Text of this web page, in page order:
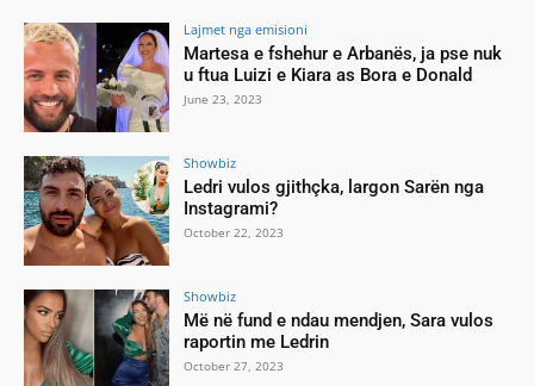
Lajmet nga emisioni
Martesa e fshehur e Arbanës, ja pse nuk
u ftua Luizi e Kiara as Bora e Donald
June 23, 2023
Showbiz
Ledri vulos gjithçka, largon Sarën nga
Instagrami?
October 22, 2023
Showbiz
Më në fund e ndau mendjen, Sara vulos
raportin me Ledrin
October 27, 2023